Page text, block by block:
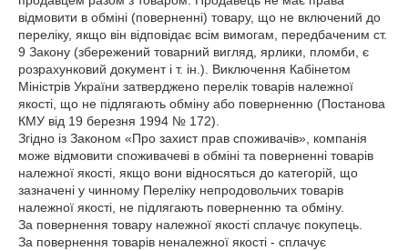
відмовити в обміні (поверненні) товару, що не включений до
переліку, якщо він відповідає всім вимогам, передбаченим ст.
9 Закону (збережений товарний вигляд, ярлики, пломби, є
розрахунковий документ і т. ін.). Виключення Кабінетом
Міністрів України затверджено перелік товарів належної
якості, що не підлягають обміну або поверненню (Постанова
КМУ від 19 березня 1994 № 172).
Згідно із Законом «Про захист прав споживачів», компанія
може відмовити споживачеві в обміні та поверненні товарів
належної якості, якщо вони відносяться до категорій, що
зазначені у чинному Переліку непродовольчих товарів
належної якості, не підлягають поверненню та обміну.
За повернення товару належної якості сплачує покупець.
За повернення товарів неналежної якості - сплачує